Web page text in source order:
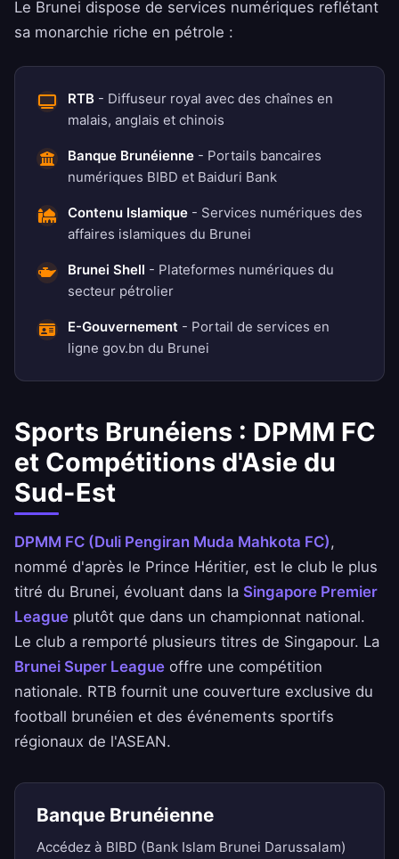
Le Brunei dispose de services numériques reflétant
sa monarchie riche en pétrole :
RTB - Diffuseur royal avec des chaînes en
malais, anglais et chinois
Banque Brunéienne - Portails bancaires
numériques BIBD et Baiduri Bank
Contenu Islamique - Services numériques des
affaires islamiques du Brunei
Brunei Shell - Plateformes numériques du
secteur pétrolier
E-Gouvernement - Portail de services en
ligne gov.bn du Brunei
Sports Brunéiens : DPMM FC
et Compétitions d'Asie du
Sud-Est
DPMM FC (Duli Pengiran Muda Mahkota FC),
nommé d'après le Prince Héritier, est le club le plus
titré du Brunei, évoluant dans la Singapore Premier
League plutôt que dans un championnat national.
Le club a remporté plusieurs titres de Singapour. La
Brunei Super League offre une compétition
nationale. RTB fournit une couverture exclusive du
football brunéien et des événements sportifs
régionaux de l'ASEAN.
Banque Brunéienne
Accédez à BIBD (Bank Islam Brunei Darussalam)